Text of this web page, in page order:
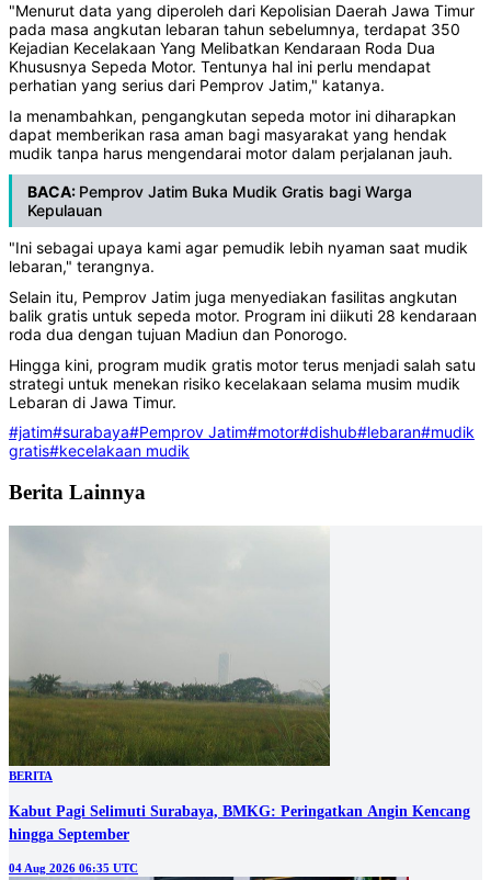
"Menurut data yang diperoleh dari Kepolisian Daerah Jawa Timur
pada masa angkutan lebaran tahun sebelumnya, terdapat 350
Kejadian Kecelakaan Yang Melibatkan Kendaraan Roda Dua
Khususnya Sepeda Motor. Tentunya hal ini perlu mendapat
perhatian yang serius dari Pemprov Jatim," katanya.
Ia menambahkan, pengangkutan sepeda motor ini diharapkan
dapat memberikan rasa aman bagi masyarakat yang hendak
mudik tanpa harus mengendarai motor dalam perjalanan jauh.
BACA: Pemprov Jatim Buka Mudik Gratis bagi Warga
Kepulauan
"Ini sebagai upaya kami agar pemudik lebih nyaman saat mudik
lebaran," terangnya.
Selain itu, Pemprov Jatim juga menyediakan fasilitas angkutan
balik gratis untuk sepeda motor. Program ini diikuti 28 kendaraan
roda dua dengan tujuan Madiun dan Ponorogo.
Hingga kini, program mudik gratis motor terus menjadi salah satu
strategi untuk menekan risiko kecelakaan selama musim mudik
Lebaran di Jawa Timur.
#jatim#surabaya#Pemprov Jatim#motor#dishub#lebaran#mudik
gratis#kecelakaan mudik
Berita Lainnya
BERITA
Kabut Pagi Selimuti Surabaya, BMKG: Peringatkan Angin Kencang
hingga September
04 Aug 2026 06:35 UTC